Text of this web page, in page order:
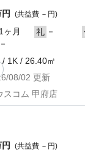
(共益費 －円)
1ヶ月 礼 －
－
/ 1K / 26.40㎡
08/02 更新
スコム 甲府店
(共益費 －円)